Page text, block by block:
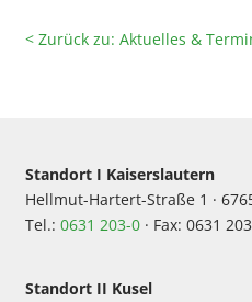
< Zurück zu: Aktuelles &
Standort I Kaiserslautern
Hellmut-Hartert-Straße 1 ·
Tel.: 0631 203-0 · Fax: 0631
Standort II Kusel